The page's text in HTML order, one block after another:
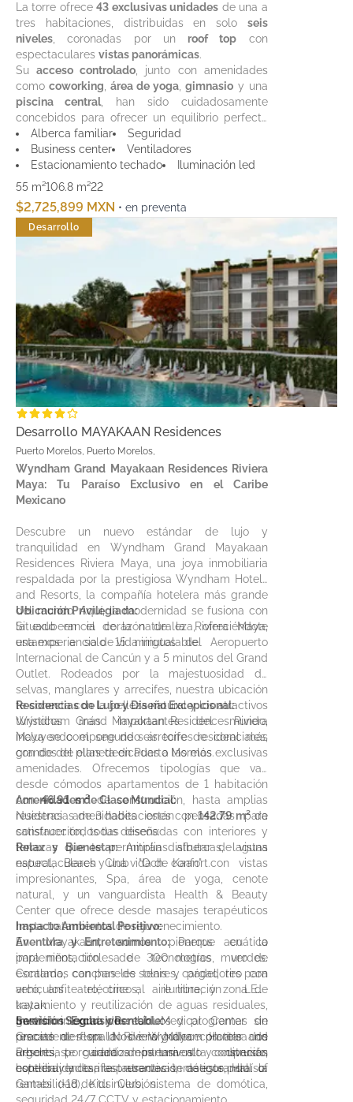
La torre ofrece 43 exclusivas unidades de una a
tres habitaciones, distribuidas en solo seis
niveles , coronadas por un roof top con
espectaculares vistas panorámicas.
Su acceso controlado , junto con amenidades
como coworking área de yoga gimnasio y una
piscina central, han sido cuidadosamente
concebidos para ofrecer un equilibrio perfecto
entrerelajación, bienestar y recreación
Alberca familiar
Seguridad
Business center
Ventiladores
Estacionamiento techado
Iluminación led
55 m²106.8 m²22
$2,725,899 MXN • en preventa
Desarrollo
Desarrollo MAYAKAAN Residences
Puerto Morelos, Puerto Morelos,
Wyndham Grand Mayakaan Residences Riviera
Maya: Tu Paraíso Exclusivo en el Caribe
Mexicano
Descubre un nuevo estándar de lujo y
tranquilidad en Wyndham Grand Mayakaan
Residences Riviera Maya, una joya inmobiliaria
respaldada por la prestigiosa Wyndham Hotels
and Resorts, la compañía hotelera más grande
del mundo. Aquí, la modernidad se fusiona con
la exuberancia de la naturaleza, ofreciéndote
una experiencia de vida inigualable.
Ubicación Privilegiada:
Situado en el corazón de la Riviera Maya,
estamos a solo 15 minutos del Aeropuerto
Internacional de Cancún y a 5 minutos del Grand
Outlet. Rodeados por la majestuosidad de
selvas, manglares y arrecifes, nuestra ubicación
te conecta con la belleza natural y los atractivos
turísticos más importantes del mundo,
incluyendo el segundo arrecife de coral más
grande del planeta en Puerto Morelos.
Residencias de Lujo y Diseño Excepcional:
Wyndham Grand Mayakaan Residences Riviera
Maya se compone de seis torres residenciales,
con dos de ellas dedicadas a las más exclusivas
amenidades. Ofrecemos tipologías que van
desde cómodos apartamentos de 1 habitación
con46.91 m²de construcción, hasta amplias
residencias de 3 habitaciones con142.79 m²de
construcción, todas diseñadas con interiores y
terrazas que te permitirán disfrutar de vistas
espectaculares y una vida de confort.
Amenidades de Clase Mundial:
Nuestras amenidades están pensadas para
satisfacer todos tus deseos:
Relax y Bienestar:Amplias albercas, laguna
natural, Beach Club "Och Kaan" con vistas
impresionantes, Spa, área de yoga, cenote
natural, y un vanguardista Health & Beauty
Center que ofrece desde masajes terapéuticos
hasta tratamientos de rejuvenecimiento.
Aventura y Entretenimiento:Parque acuático
para niños, tirolesa de 300 metros, muro de
escalada, canchas de tenis y pádel, tiro con
arco, anfiteatro, cine al aire libre, y zona de
kayak.
Servicios Exclusivos:Un Medical Center sin
precedentes en la Riviera Maya con área de
urgencias, cuidados intensivos y diversas
especialidades, restaurantes temáticos, Hall of
Games (+18), Kids Club, sistema de domótica,
Impacto Ambiental Positivo:
En Mayakaan, somos pioneros en la
implementación de tecnologías verdes.
Contamos con paneles solares, cargadores para
vehículos eléctricos, iluminación LED,
tratamiento y reutilización de aguas residuales,
gestión integral de residuos y programas de
rescate de flora. Nos enorgullece plantar dos
árboles por cada departamento construido,
contribuyendo a la preservación de este paraíso.
Inversión Segura y Rentable:
Gracias al respaldo de Wyndham Hotels and
Resorts, te garantizamos una alta ocupación
hotelera y tarifas atractivas, asegurando la
rentabilidad de tu inversión.